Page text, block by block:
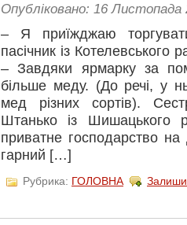
Опубліковано: 16 Листопада
– Я приїжджаю
пасічник із
– Завдяки ярмарку за
більше меду. (До речі, у
мед різних сортів).
Штанько із Шишацького
приватне господарство
гарний […]
Рубрика: ГОЛОВНА